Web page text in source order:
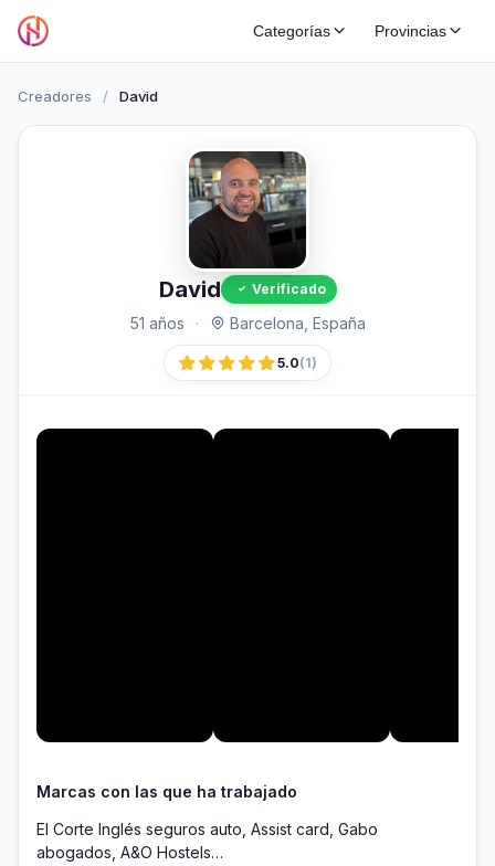
Categorías Provincias
Creadores / David
David Verificado
51 años · Barcelona, España
5.0(1)
Marcas con las que ha trabajado
El Corte Inglés seguros auto, Assist card, Gabo
abogados, A&O Hostels…